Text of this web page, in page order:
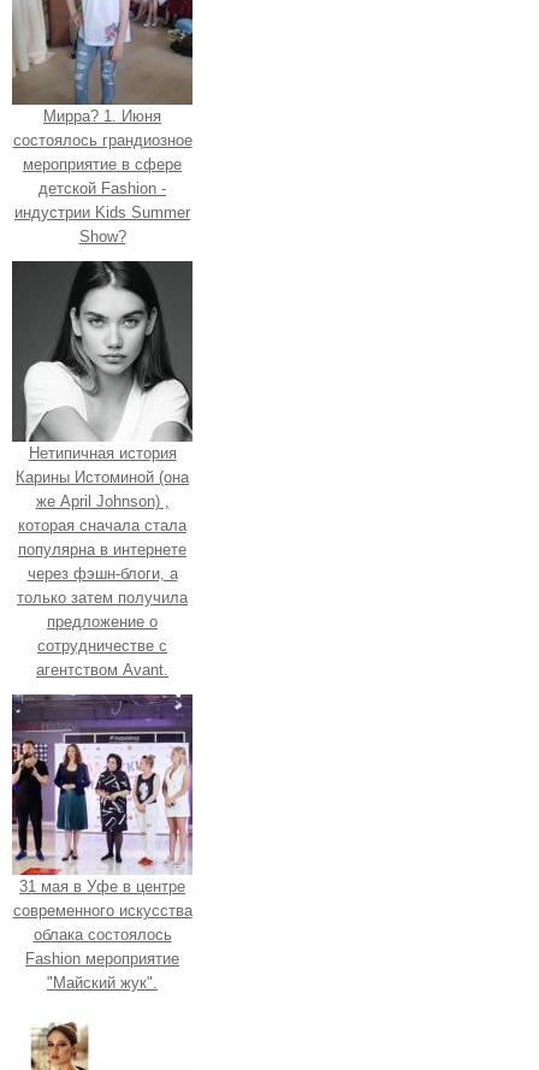
Мирра? 1. Июня
состоялось грандиозное
мероприятие в сфере
детской Fashion -
индустрии Kids Summer
Show?
Нетипичная история
Карины Истоминой (она
же April Johnson) ,
которая сначала стала
популярна в интернете
через фэшн-блоги, а
только затем получила
предложение о
сотрудничестве с
агентством Avant.
31 мая в Уфе в центре
современного искусства
облака состоялось
Fashion мероприятие
"Майский жук".